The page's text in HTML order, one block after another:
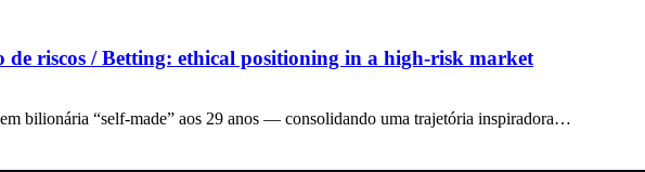
de riscos / Betting: ethical positioning in a high-risk market
bilionária “self-made” aos 29 anos — consolidando uma trajetória inspiradora…